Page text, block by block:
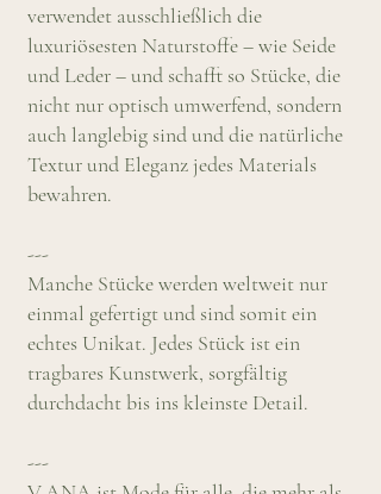
verwendet ausschließlich die
luxuriösesten Naturstoffe – wie Seide
und Leder – und schafft so Stücke, die
nicht nur optisch umwerfend, sondern
auch langlebig sind und die natürliche
Textur und Eleganz jedes Materials
bewahren.
---
Manche Stücke werden weltweit nur
einmal gefertigt und sind somit ein
echtes Unikat. Jedes Stück ist ein
tragbares Kunstwerk, sorgfältig
durchdacht bis ins kleinste Detail.
---